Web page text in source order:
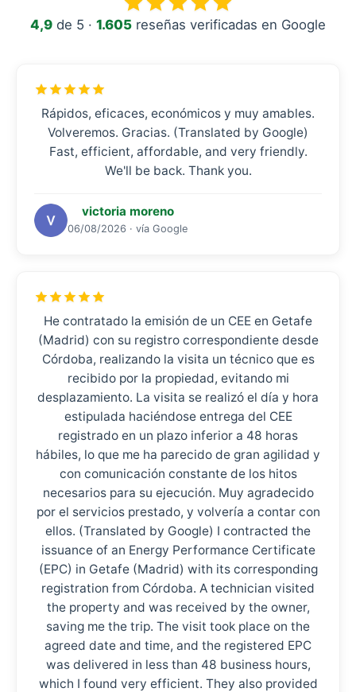
4,9 de 5 · 1.605 reseñas verificadas en Google
Rápidos, eficaces, económicos y muy amables.
Volveremos. Gracias. (Translated by Google)
Fast, efficient, affordable, and very friendly.
We'll be back. Thank you.
victoria moreno
06/08/2026 · vía Google
He contratado la emisión de un CEE en Getafe
(Madrid) con su registro correspondiente desde
Córdoba, realizando la visita un técnico que es
recibido por la propiedad, evitando mi
desplazamiento. La visita se realizó el día y hora
estipulada haciéndose entrega del CEE
registrado en un plazo inferior a 48 horas
hábiles, lo que me ha parecido de gran agilidad y
con comunicación constante de los hitos
necesarios para su ejecución. Muy agradecido
por el servicios prestado, y volvería a contar con
ellos. (Translated by Google) I contracted the
issuance of an Energy Performance Certificate
(EPC) in Getafe (Madrid) with its corresponding
registration from Córdoba. A technician visited
the property and was received by the owner,
saving me the trip. The visit took place on the
agreed date and time, and the registered EPC
was delivered in less than 48 business hours,
which I found very efficient. They also provided